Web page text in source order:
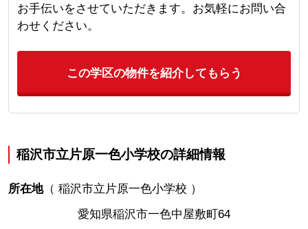
お手伝いをさせていただきます。お気軽にお問い合
わせください。
この学区の物件を紹介してもらう
稲沢市立片原一色小学校の詳細情報
所在地（ 稲沢市立片原一色小学校 ）
愛知県稲沢市一色中屋敷町64